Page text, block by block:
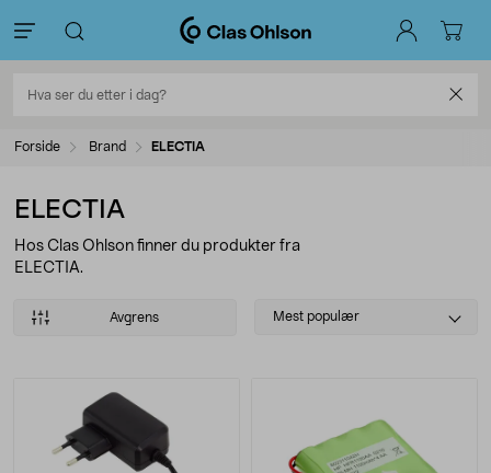
Forside Brand ELECTIA
ELECTIA
Hos Clas Ohlson finner du produkter fra
ELECTIA.
Avgrens
Select
Mest populær
Produkter